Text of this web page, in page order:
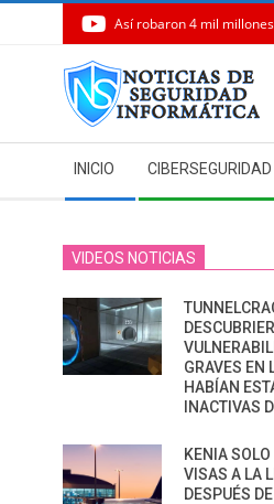
Así robaron 4 mil
Navigation
Menu
INICIO CIBERSEGURIDAD
VIDEOS NOTICIAS
GRAVES EN
HABÍAN
INACTIVAS
KENIA
VISAS A LA
DESPUÉS